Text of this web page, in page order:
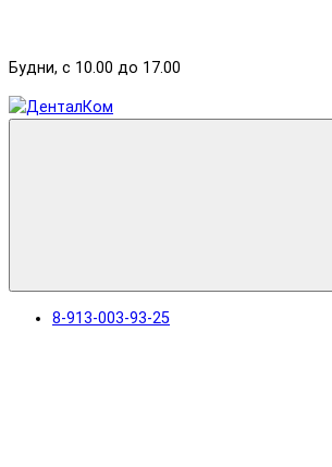
Будни, с 10.00 до 17.00
8-913-003-93-25